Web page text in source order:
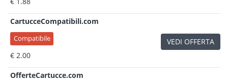
CartucceCompatibili.com
Compatibile
€ 2.00
VEDI OFFERTA
OfferteCartucce.com